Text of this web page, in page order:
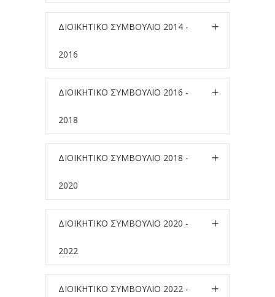
ΔΙΟΙΚΗΤΙΚΟ ΣΥΜΒΟΥΛΙΟ 2014 -
2016
ΔΙΟΙΚΗΤΙΚΟ ΣΥΜΒΟΥΛΙΟ 2016 -
2018
ΔΙΟΙΚΗΤΙΚΟ ΣΥΜΒΟΥΛΙΟ 2018 -
2020
ΔΙΟΙΚΗΤΙΚΟ ΣΥΜΒΟΥΛΙΟ 2020 -
2022
ΔΙΟΙΚΗΤΙΚΟ ΣΥΜΒΟΥΛΙΟ 2022 -